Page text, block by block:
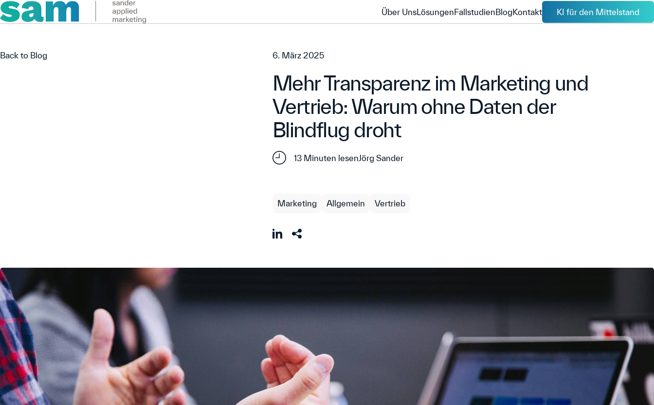
Über Uns
Über Uns
Lösungen
Lösungen
Fallstudien
Fallstudien
Blog
Blog
Kontakt
Kontakt
KI für den Mittelstand
Back to Blog
6. März 2025
Mehr Transparenz im Marketing und
Vertrieb: Warum ohne Daten der
Blindflug droht
13 Minuten lesen Jörg Sander
Marketing Allgemein Vertrieb